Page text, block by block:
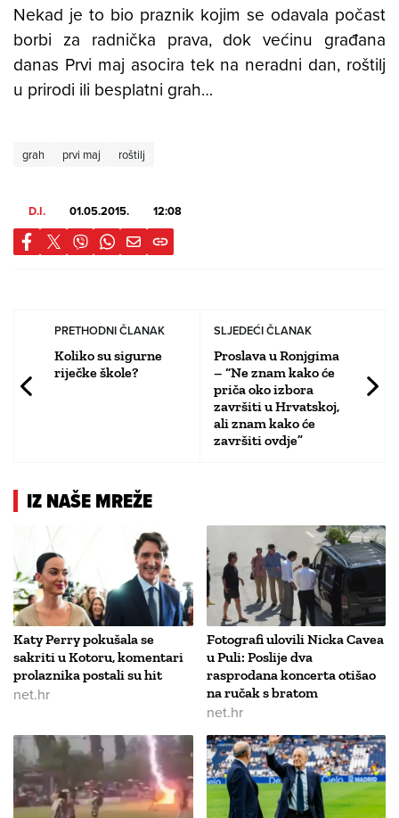
Nekad je to bio praznik kojim se odavala počast
borbi za radnička prava, dok većinu građana
danas Prvi maj asocira tek na neradni dan, roštilj
u prirodi ili besplatni grah…
grah prvi maj roštilj
D.I. 01.05.2015. 12:08
PRETHODNI ČLANAK
Koliko su sigurne
riječke škole?
SLJEDEĆI ČLANAK
Proslava u Ronjgima
– “Ne znam kako će
priča oko izbora
završiti u Hrvatskoj,
ali znam kako će
završiti ovdje”
IZ NAŠE MREŽE
Katy Perry pokušala se
sakriti u Kotoru, komentari
prolaznika postali su hit
net.hr
Fotografi ulovili Nicka Cavea
u Puli: Poslije dva
rasprodana koncerta otišao
na ručak s bratom
net.hr